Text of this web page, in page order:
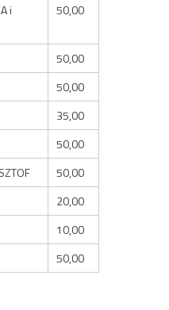
i
50,00
50,00
50,00
35,00
50,00
50,00
20,00
10,00
50,00